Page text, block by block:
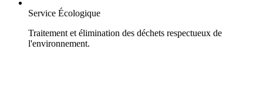
Service Écologique
Traitement et élimination des déchets respectueux de
l'environnement.